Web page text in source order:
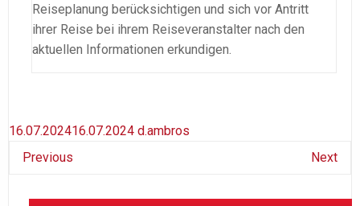
Reiseplanung berücksichtigen und sich vor Antritt
ihrer Reise bei ihrem Reiseveranstalter nach den
aktuellen Informationen erkundigen.
16.07.202416.07.2024 d.ambros
Previous
Next